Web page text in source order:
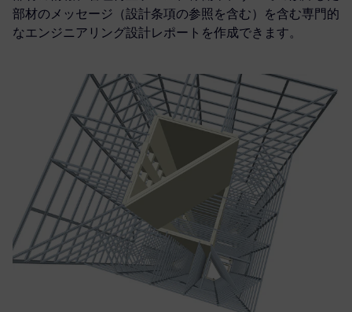
部材のメッセージ（設計条項の参照を含む）を含む専門的
なエンジニアリング設計レポートを作成できます。